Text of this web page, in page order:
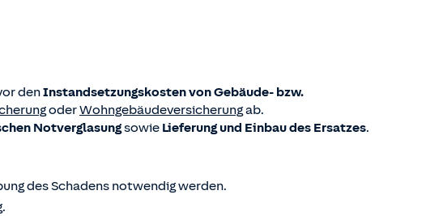
denInstandsetzungskosten von Gebäude- bzw.
oderWohngebäudeversicherungab.
Notverglasungsowie Lieferung und Einbau des Ersatzes.
des Schadens notwendig werden.